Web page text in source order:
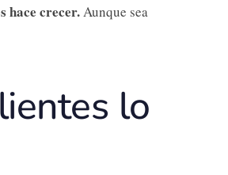
hace crecer.Aunque sea
lo